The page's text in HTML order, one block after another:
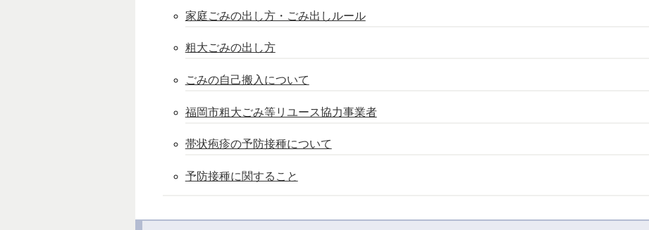
家庭ごみの出し方・ごみ出しルール
粗大ごみの出し方
ごみの自己搬入について
福岡市粗大ごみ等リユース協力事業者
帯状疱疹の予防接種について
予防接種に関すること